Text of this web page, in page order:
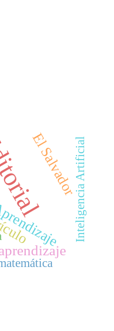
El SalvadorInteligencia Artificial